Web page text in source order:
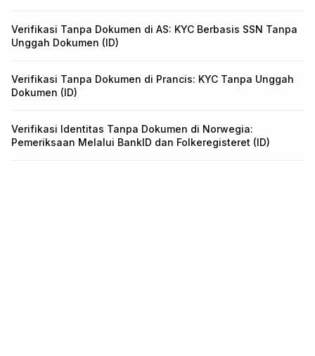
Verifikasi Tanpa Dokumen di AS: KYC Berbasis SSN Tanpa
Unggah Dokumen (ID)
Verifikasi Tanpa Dokumen di Prancis: KYC Tanpa Unggah
Dokumen (ID)
Verifikasi Identitas Tanpa Dokumen di Norwegia:
Pemeriksaan Melalui BankID dan Folkeregisteret (ID)